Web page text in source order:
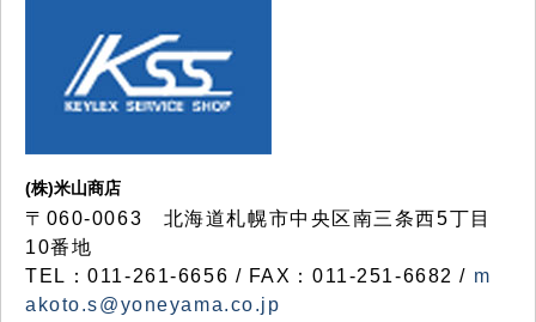
(株)米山商店
〒060-0063 北海道札幌市中央区南三条西5丁目
10番地
TEL：011-261-6656 / FAX：011-251-6682 / m
akoto.s@yoneyama.co.jp